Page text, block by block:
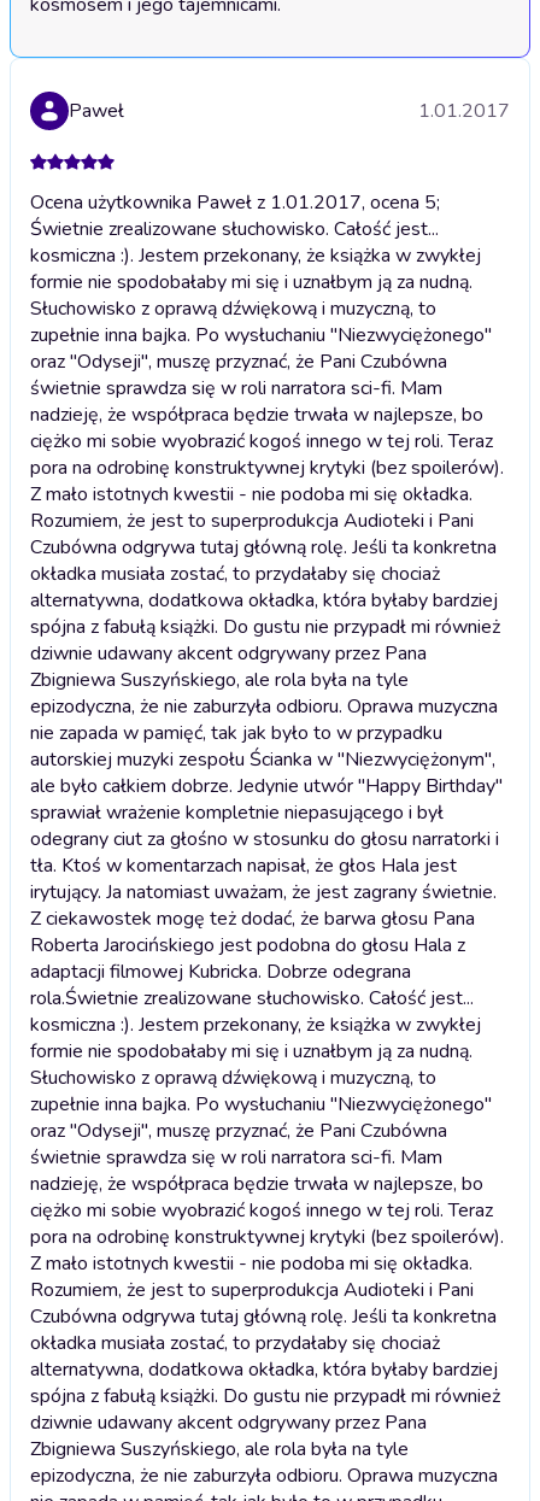
Paweł 1.01.2017
Ocena użytkownika Paweł z 1.01.2017, ocena 5;
Świetnie zrealizowane słuchowisko. Całość jest...
kosmiczna :). Jestem przekonany, że książka w zwykłej
formie nie spodobałaby mi się i uznałbym ją za nudną.
Słuchowisko z oprawą dźwiękową i muzyczną, to
zupełnie inna bajka. Po wysłuchaniu "Niezwyciężonego"
oraz "Odyseji", muszę przyznać, że Pani Czubówna
świetnie sprawdza się w roli narratora sci-fi. Mam
nadzieję, że współpraca będzie trwała w najlepsze, bo
ciężko mi sobie wyobrazić kogoś innego w tej roli. Teraz
pora na odrobinę konstruktywnej krytyki (bez spoilerów).
Z mało istotnych kwestii - nie podoba mi się okładka.
Rozumiem, że jest to superprodukcja Audioteki i Pani
Czubówna odgrywa tutaj główną rolę. Jeśli ta konkretna
okładka musiała zostać, to przydałaby się chociaż
alternatywna, dodatkowa okładka, która byłaby bardziej
spójna z fabułą książki. Do gustu nie przypadł mi również
dziwnie udawany akcent odgrywany przez Pana
Zbigniewa Suszyńskiego, ale rola była na tyle
epizodyczna, że nie zaburzyła odbioru. Oprawa muzyczna
nie zapada w pamięć, tak jak było to w przypadku
autorskiej muzyki zespołu Ścianka w "Niezwyciężonym",
ale było całkiem dobrze. Jedynie utwór "Happy Birthday"
sprawiał wrażenie kompletnie niepasującego i był
odegrany ciut za głośno w stosunku do głosu narratorki i
tła. Ktoś w komentarzach napisał, że głos Hala jest
irytujący. Ja natomiast uważam, że jest zagrany świetnie.
Z ciekawostek mogę też dodać, że barwa głosu Pana
Roberta Jarocińskiego jest podobna do głosu Hala z
adaptacji filmowej Kubricka. Dobrze odegrana
rola.Świetnie zrealizowane słuchowisko. Całość jest...
kosmiczna :). Jestem przekonany, że książka w zwykłej
formie nie spodobałaby mi się i uznałbym ją za nudną.
Słuchowisko z oprawą dźwiękową i muzyczną, to
zupełnie inna bajka. Po wysłuchaniu "Niezwyciężonego"
oraz "Odyseji", muszę przyznać, że Pani Czubówna
świetnie sprawdza się w roli narratora sci-fi. Mam
nadzieję, że współpraca będzie trwała w najlepsze, bo
ciężko mi sobie wyobrazić kogoś innego w tej roli. Teraz
pora na odrobinę konstruktywnej krytyki (bez spoilerów).
Z mało istotnych kwestii - nie podoba mi się okładka.
Rozumiem, że jest to superprodukcja Audioteki i Pani
Czubówna odgrywa tutaj główną rolę. Jeśli ta konkretna
okładka musiała zostać, to przydałaby się chociaż
alternatywna, dodatkowa okładka, która byłaby bardziej
spójna z fabułą książki. Do gustu nie przypadł mi również
dziwnie udawany akcent odgrywany przez Pana
Zbigniewa Suszyńskiego, ale rola była na tyle
epizodyczna, że nie zaburzyła odbioru. Oprawa muzyczna